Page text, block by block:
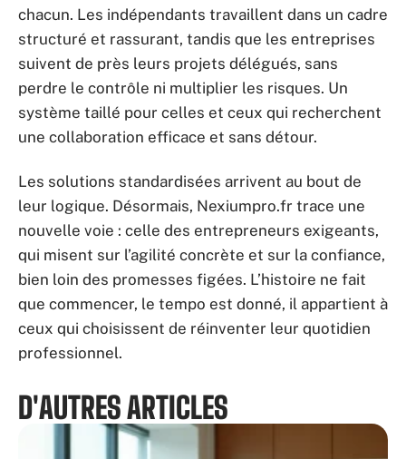
chacun. Les indépendants travaillent dans un cadre
structuré et rassurant, tandis que les entreprises
suivent de près leurs projets délégués, sans
perdre le contrôle ni multiplier les risques. Un
système taillé pour celles et ceux qui recherchent
une collaboration efficace et sans détour.
Les solutions standardisées arrivent au bout de
leur logique. Désormais, Nexiumpro.fr trace une
nouvelle voie : celle des entrepreneurs exigeants,
qui misent sur l’agilité concrète et sur la confiance,
bien loin des promesses figées. L’histoire ne fait
que commencer, le tempo est donné, il appartient à
ceux qui choisissent de réinventer leur quotidien
professionnel.
D'AUTRES ARTICLES